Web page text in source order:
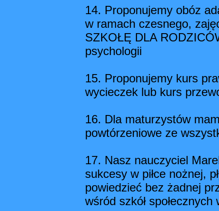
14. Proponujemy obóz
w ramach czesnego,
SZKOŁĘ DLA
psychologii
15. Proponujemy kurs
wycieczek lub kurs
16. Dla maturzystów
powtórzeniowe ze
17. Nasz nauczyciel
sukcesy w piłce nożnej,
powiedzieć bez żadnej
wśród szkół społecznych